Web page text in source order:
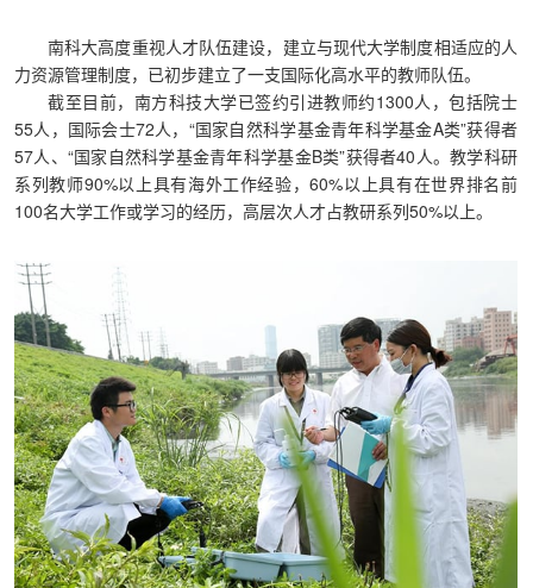
南科大高度重视人才队伍建设，建立与现代大学制度相适应的人
力资源管理制度，已初步建立了一支国际化高水平的教师队伍。
截至目前，南方科技大学已签约引进教师约1300人，包括院士
55人，国际会士72人，“国家自然科学基金青年科学基金A类”获得者
57人、“国家自然科学基金青年科学基金B类”获得者40人。教学科研
系列教师90%以上具有海外工作经验，60%以上具有在世界排名前
100名大学工作或学习的经历，高层次人才占教研系列50%以上。